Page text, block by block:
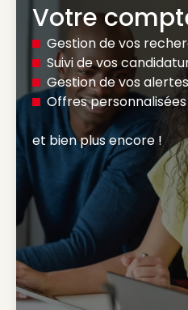
Votre
Gestion de vos
Suivi de vos
Gestion de vos alertes
Offres personnalisées
et bien plus encore !